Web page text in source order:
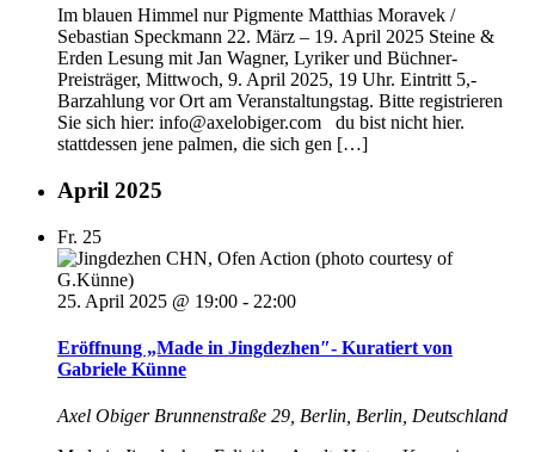
Im blauen Himmel nur Pigmente Matthias Moravek /
Sebastian Speckmann 22. März – 19. April 2025 Steine &
Erden Lesung mit Jan Wagner, Lyriker und Büchner-
Preisträger, Mittwoch, 9. April 2025, 19 Uhr. Eintritt 5,-
Barzahlung vor Ort am Veranstaltungstag. Bitte registrieren
Sie sich hier: info@axelobiger.com du bist nicht hier.
stattdessen jene palmen, die sich gen […]
April 2025
Fr. 25
25. April 2025 @ 19:00 - 22:00
Eröffnung „Made in Jingdezhen″- Kuratiert von
Gabriele Künne
Axel Obiger Brunnenstraße 29, Berlin, Berlin, Deutschland